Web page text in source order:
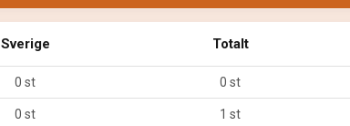
Sverige Totalt
0 st 0 st
0 st 1 st